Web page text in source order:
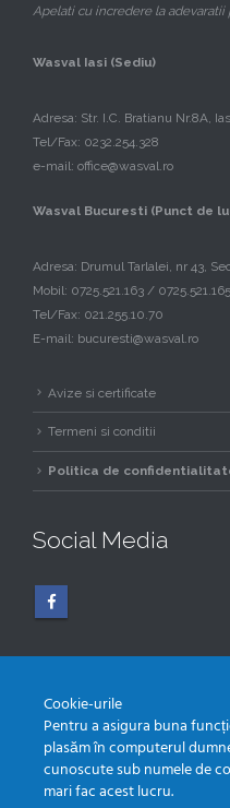
Apelati cu incredere la
Wasval Iasi (Sediu)
Adresa: Str. I.C. Bratianu Nr.8A,
Tel/Fax: 0232.254.328
e-mail: office@wasval.ro
Wasval Bucuresti (Punct de
Adresa: Drumul Tarlalei, nr 43,
Mobil: 0725.521.163 / 0725.521.165
Tel/Fax: 021.255.10.70
E-mail: bucuresti@wasval.ro
Avize si certificate
Termeni si conditii
Politica de
Social Media
© Wasval 2020. Toate drepturile
Cookie-urile
Pentru a asigura buna
plasăm în computerul
cunoscute sub numele de
mari fac acest lucru.